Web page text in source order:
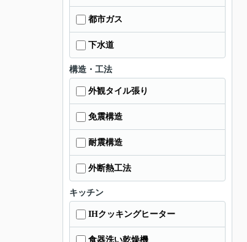
都市ガス
下水道
構造・工法
外観タイル張り
免震構造
耐震構造
外断熱工法
キッチン
IHクッキングヒーター
食器洗い乾燥機